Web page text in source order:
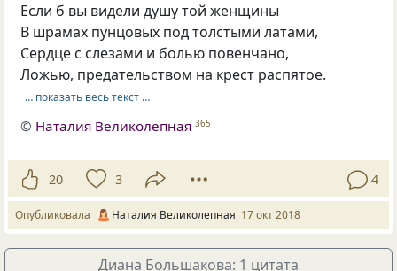
Если б вы видели душу той женщины
В шрамах пунцовых под толстыми латами,
Сердце с слезами и болью повенчано,
Ложью, предательством на крест распятое.
… показать весь текст …
© Наталия Великолепная 365
20 3 4
Опубликовала Наталия Великолепная 17 окт 2018
Диана Большакова: 1 цитата